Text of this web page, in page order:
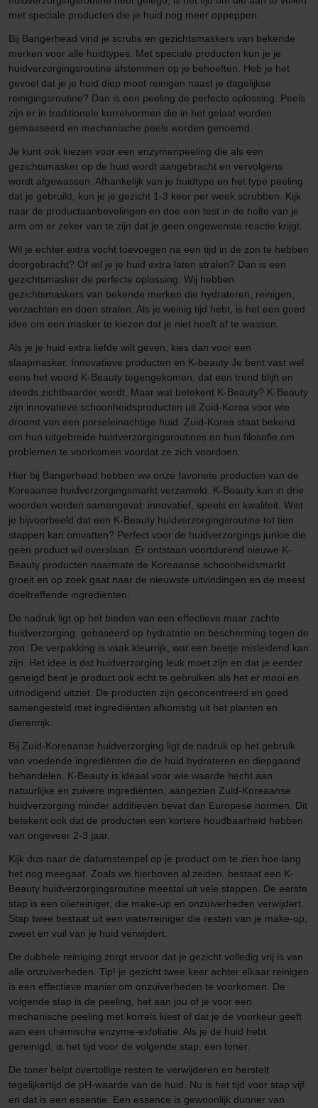
met speciale producten die je huid nog meer oppeppen.
Bij Bangerhead vind je scrubs en gezichtsmaskers van bekende
merken voor alle huidtypes. Met speciale producten kun je je
huidverzorgingsroutine afstemmen op je behoeften. Heb je het
gevoel dat je je huid diep moet reinigen naast je dagelijkse
reinigingsroutine? Dan is een peeling de perfecte oplossing. Peels
zijn er in traditionele korrelvormen die in het gelaat worden
gemasseerd en mechanische peels worden genoemd.
Je kunt ook kiezen voor een enzymenpeeling die als een
gezichtsmasker op de huid wordt aangebracht en vervolgens
wordt afgewassen. Afhankelijk van je huidtype en het type peeling
dat je gebruikt, kun je je gezicht 1-3 keer per week scrubben. Kijk
naar de productaanbevelingen en doe een test in de holte van je
arm om er zeker van te zijn dat je geen ongewenste reactie krijgt.
Wil je echter extra vocht toevoegen na een tijd in de zon te hebben
doorgebracht? Of wil je je huid extra laten stralen? Dan is een
gezichtsmasker de perfecte oplossing. Wij hebben
gezichtsmaskers van bekende merken die hydrateren, reinigen,
verzachten en doen stralen. Als je weinig tijd hebt, is het een goed
idee om een masker te kiezen dat je niet hoeft af te wassen.
Als je je huid extra liefde wilt geven, kies dan voor een
slaapmasker. Innovatieve producten en K-beauty Je bent vast wel
eens het woord K-Beauty tegengekomen, dat een trend blijft en
steeds zichtbaarder wordt. Maar wat betekent K-Beauty? K-Beauty
zijn innovatieve schoonheidsproducten uit Zuid-Korea voor wie
droomt van een porseleinachtige huid. Zuid-Korea staat bekend
om hun uitgebreide huidverzorgingsroutines en hun filosofie om
problemen te voorkomen voordat ze zich voordoen.
Hier bij Bangerhead hebben we onze favoriete producten van de
Koreaanse huidverzorgingsmarkt verzameld. K-Beauty kan in drie
woorden worden samengevat: innovatief, speels en kwaliteit. Wist
je bijvoorbeeld dat een K-Beauty huidverzorgingsroutine tot tien
stappen kan omvatten? Perfect voor de huidverzorgings junkie die
geen product wil overslaan. Er ontstaan voortdurend nieuwe K-
Beauty producten naarmate de Koreaanse schoonheidsmarkt
groeit en op zoek gaat naar de nieuwste uitvindingen en de meest
doeltreffende ingrediënten.
De nadruk ligt op het bieden van een effectieve maar zachte
huidverzorging, gebaseerd op hydratatie en bescherming tegen de
zon. De verpakking is vaak kleurrijk, wat een beetje misleidend kan
zijn. Het idee is dat huidverzorging leuk moet zijn en dat je eerder
geneigd bent je product ook echt te gebruiken als het er mooi en
uitnodigend uitziet. De producten zijn geconcentreerd en goed
samengesteld met ingrediënten afkomstig uit het planten en
dierenrijk.
Bij Zuid-Koreaanse huidverzorging ligt de nadruk op het gebruik
van voedende ingrediënten die de huid hydrateren en diepgaand
behandelen. K-Beauty is ideaal voor wie waarde hecht aan
natuurlijke en zuivere ingrediënten, aangezien Zuid-Koreaanse
huidverzorging minder additieven bevat dan Europese normen. Dit
betekent ook dat de producten een kortere houdbaarheid hebben
van ongeveer 2-3 jaar.
Kijk dus naar de datumstempel op je product om te zien hoe lang
het nog meegaat. Zoals we hierboven al zeiden, bestaat een K-
Beauty huidverzorgingsroutine meestal uit vele stappen. De eerste
stap is een oliereiniger, die make-up en onzuiverheden verwijdert.
Stap twee bestaat uit een waterreiniger die resten van je make-up,
zweet en vuil van je huid verwijdert.
De dubbele reiniging zorgt ervoor dat je gezicht volledig vrij is van
alle onzuiverheden. Tip! je gezicht twee keer achter elkaar reinigen
is een effectieve manier om onzuiverheden te voorkomen. De
volgende stap is de peeling, het aan jou of je voor een
mechanische peeling met korrels kiest of dat je de voorkeur geeft
aan een chemische enzyme-exfoliatie. Als je de huid hebt
gereinigd, is het tijd voor de volgende stap: een toner.
De toner helpt overtollige resten te verwijderen en herstelt
tegelijkertijd de pH-waarde van de huid. Nu is het tijd voor stap vijf
en dat is een essentie. Een essence is gewoonlijk dunner van